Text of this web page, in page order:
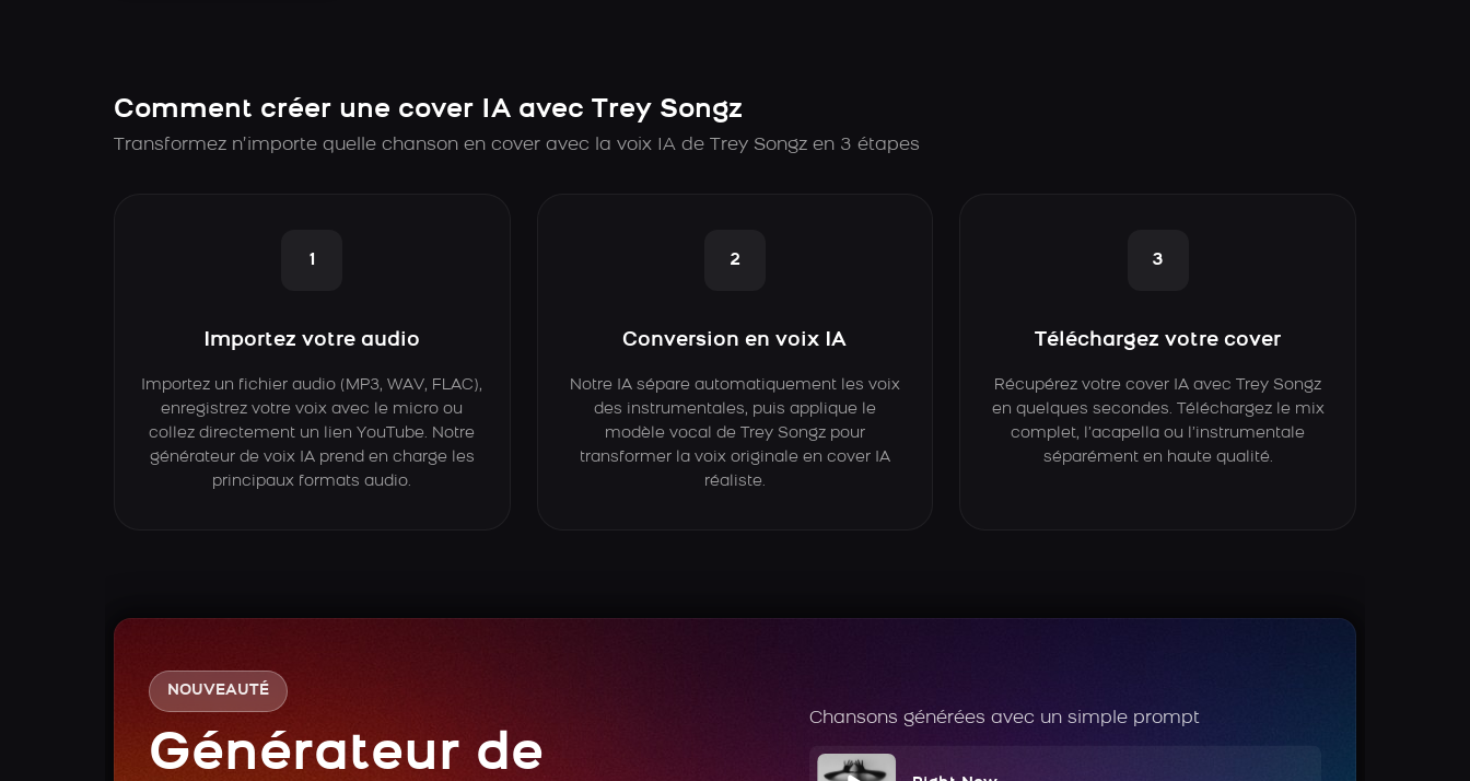
Comment créer une cover IA avec Trey Songz
Transformez n’importe quelle chanson en cover avec la voix IA de Trey Songz en 3 étapes
1
Importez votre audio
Importez un fichier audio (MP3, WAV, FLAC),
enregistrez votre voix avec le micro ou
collez directement un lien YouTube. Notre
générateur de voix IA prend en charge les
principaux formats audio.
2
Conversion en voix IA
Notre IA sépare automatiquement les voix
des instrumentales, puis applique le
modèle vocal de Trey Songz pour
transformer la voix originale en cover IA
réaliste.
3
Téléchargez votre cover
Récupérez votre cover IA avec Trey Songz
en quelques secondes. Téléchargez le mix
complet, l’acapella ou l’instrumentale
séparément en haute qualité.
NOUVEAUTÉ
Générateur de
Chansons générées avec un simple prompt